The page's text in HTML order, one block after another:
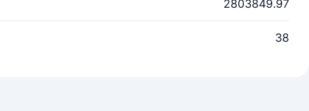
2803849.97
38